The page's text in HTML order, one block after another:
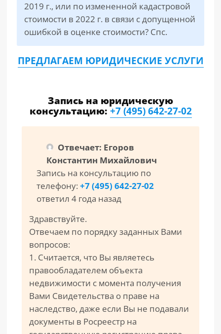
2019 г., или по измененной кадастровой
стоимости в 2022 г. в связи с допущенной
ошибкой в оценке стоимости? Спс.
ПРЕДЛАГАЕМ ЮРИДИЧЕСКИЕ УСЛУГИ
Запись на юридическую
консультацию:+7 (495) 642-27-02
Отвечает: Егоров
Константин Михайлович
Запись на консультацию по
телефону: +7 (495) 642-27-02
ответил 4 года назад
Здравствуйте.
Отвечаем по порядку заданных Вами
вопросов:
1. Считается, что Вы являетесь
правообладателем объекта
недвижимости с момента получения
Вами Свидетельства о праве на
наследство, даже если Вы не подавали
документы в Росреестр на